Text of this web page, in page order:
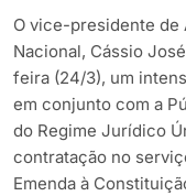
O vice-presidente de
Nacional, Cássio
feira (24/3), um
em conjunto com a
do Regime Jurídico
contratação no
Emenda à